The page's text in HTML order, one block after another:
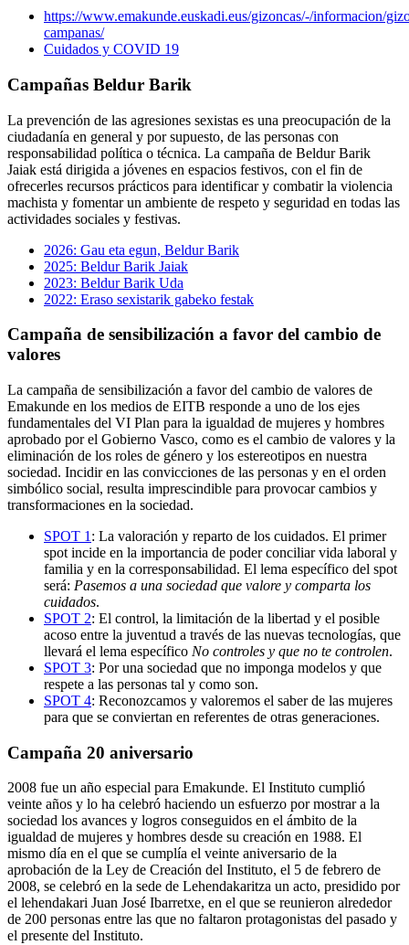
https://www.emakunde.euskadi.eus/gizoncas/-/informacion/
campanas/
Cuidados y COVID 19
Campañas Beldur Barik
La prevención de las agresiones sexistas es una preocupación de la
ciudadanía en general y por supuesto, de las personas con
responsabilidad política o técnica. La campaña de Beldur Barik
Jaiak está dirigida a jóvenes en espacios festivos, con el fin de
ofrecerles recursos prácticos para identificar y combatir la violencia
machista y fomentar un ambiente de respeto y seguridad en todas las
actividades sociales y festivas.
2026: Gau eta egun, Beldur Barik
2025: Beldur Barik Jaiak
2023: Beldur Barik Uda
2022: Eraso sexistarik gabeko festak
Campaña de sensibilización a favor del cambio de
valores
La campaña de sensibilización a favor del cambio de valores de
Emakunde en los medios de EITB responde a uno de los ejes
fundamentales del VI Plan para la igualdad de mujeres y hombres
aprobado por el Gobierno Vasco, como es el cambio de valores y la
eliminación de los roles de género y los estereotipos en nuestra
sociedad. Incidir en las convicciones de las personas y en el orden
simbólico social, resulta imprescindible para provocar cambios y
transformaciones en la sociedad.
SPOT 1 : La valoración y reparto de los cuidados. El primer
spot incide en la importancia de poder conciliar vida laboral y
familia y en la corresponsabilidad. El lema específico del spot
será: Pasemos a una sociedad que valore y comparta los
cuidados.
SPOT 2: El control, la limitación de la libertad y el posible
acoso entre la juventud a través de las nuevas tecnologías, que
llevará el lema específico No controles y que no te controlen.
SPOT 3: Por una sociedad que no imponga modelos y que
respete a las personas tal y como son.
SPOT 4: Reconozcamos y valoremos el saber de las mujeres
para que se conviertan en referentes de otras generaciones.
Campaña 20 aniversario
2008 fue un año especial para Emakunde. El Instituto cumplió
veinte años y lo ha celebró haciendo un esfuerzo por mostrar a la
sociedad los avances y logros conseguidos en el ámbito de la
igualdad de mujeres y hombres desde su creación en 1988. El
mismo día en el que se cumplía el veinte aniversario de la
aprobación de la Ley de Creación del Instituto, el 5 de febrero de
2008, se celebró en la sede de Lehendakaritza un acto, presidido por
el lehendakari Juan José Ibarretxe, en el que se reunieron alrededor
de 200 personas entre las que no faltaron protagonistas del pasado y
el presente del Instituto.